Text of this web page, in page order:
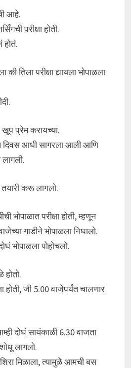
आहे.
परीक्षा होती.
तिला परीक्षा द्यायला भोपाळला
प्रेम करायच्या.
दिवस आधी सागरला आली आणि
तयारी करू लागलो.
भोपाळात परीक्षा होती, म्हणून
गाडीने भोपाळला निघालो.
भोपाळला पोहोचलो.
होतो.
होती, जी 5.00 वाजेपर्यंत चालणार
दोघं सायंकाळी 6.30 वाजता
लागलो.
मिळाला, त्यामुळे आमची बस